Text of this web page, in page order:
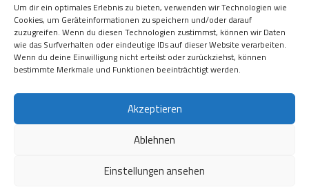
Um dir ein optimales Erlebnis zu bieten, verwenden wir Technologien wie
Cookies, um Geräteinformationen zu speichern und/oder darauf
zuzugreifen. Wenn du diesen Technologien zustimmst, können wir Daten
wie das Surfverhalten oder eindeutige IDs auf dieser Website verarbeiten.
Wenn du deine Einwilligung nicht erteilst oder zurückziehst, können
bestimmte Merkmale und Funktionen beeinträchtigt werden.
Akzeptieren
Ablehnen
Einstellungen ansehen
Versand
DHL
Klimaneutral